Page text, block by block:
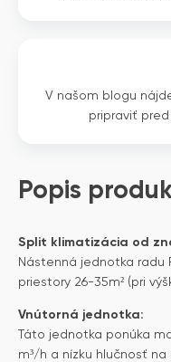
V našom blogu
pripraviť
Popis
Split klimatizácia od
Nástenná jednotka radu
priestory 26-35m² (pri
Vnútorná jednotka:
Táto jednotka ponúka
m³/h a nízku hlučnosť na